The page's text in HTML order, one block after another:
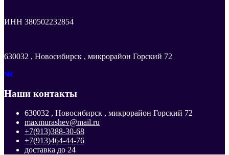
ИНН 380502232854
630032 , Новосибирск , микрорайон Горский 72
Наши контакты
630032 , Новосибирск , микрорайон Горский 72
maxmurashev@mail.ru
+7(913)388-30-68
+7(913)464-44-76
доставка до 24